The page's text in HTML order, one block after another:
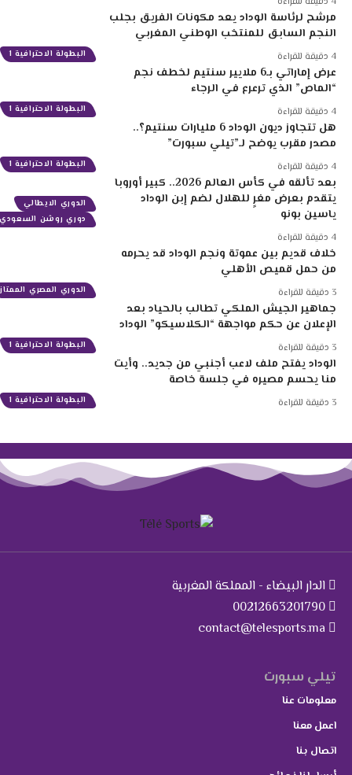
البطولة الاحترافية 1
مرشح لرئاسة الوداد يعد مكونات الفريق بجلب
النجم السابق للمنتخب الوطني المغربي
البطولة الاحترافية 1
عرض إماراتي بـ6 ملايير سنتيم لخطف نجم
“الماص” الذي ترعرع في الرجاء
البطولة الاحترافية 1
هل تتجاوز ديون الوداد 6 مليارات سنتيم؟..
مصدر مقرب يوضح لـ”تيلي سبورت”
الدوري الايطالي
دوري روشن السعودي
بعد تألقه في كأس العالم 2026.. كبير أوروبا
يتقدم بعرض مغرٍ للهلال لضم إبن الوداد
ياسين بونو
الدوري المصري الممتاز
خلاف قديم بين عموتة ونجم الوداد قد يحرمه
من حمل قميص الأهلي
البطولة الاحترافية 1
جماهير الجيش الملكي تطالب بالحياد بعد
الإعلان عن حكم مواجهة “الكلاسيكو” الوداد
البطولة الاحترافية 1
الوداد يفتح ملف لاعب أجنبي من جديد.. وأيت
منا يحسم مصيره في جلسة خاصة
الدار البيضاء - المملكة المغربية
00212663201790
contact@telesports.ma
تيلي سبورت
معلومات عنا
اعمل معنا
اتصال بنا